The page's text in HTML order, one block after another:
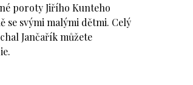
poroty Jiřího Kunteho
se svými malými dětmi. Celý
Jančařík můžete